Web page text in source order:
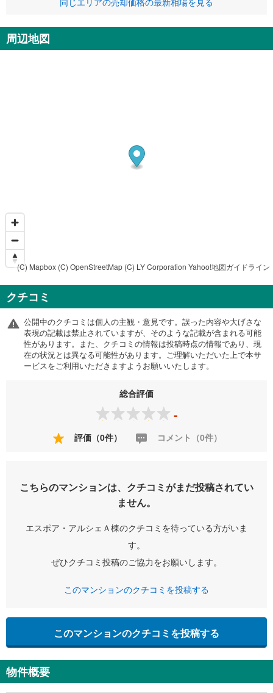
周辺地図
(C) Mapbox (C) OpenStreetMap (C) LY Corporation Yahoo!地図ガイドライン
クチコミ
公開中のクチコミは個人の主観・意見です。誤った内容や大げさな
表現の記載は禁止されていますが、そのような記載が含まれる可能
性があります。また、クチコミの情報は投稿時点の情報であり、現
在の状況とは異なる可能性があります。ご理解いただいた上で本サ
ービスをご利用いただきますようお願いいたします。
総合評価
-
評価（0件） コメント（0件）
こちらのマンションは、クチコミがまだ投稿されてい
ません。
エスポア・アルシェＡ棟のクチコミを待っている方がいま
す。
ぜひクチコミ投稿のご協力をお願いします。
このマンションのクチコミを投稿する
このマンションのクチコミを投稿する
物件概要